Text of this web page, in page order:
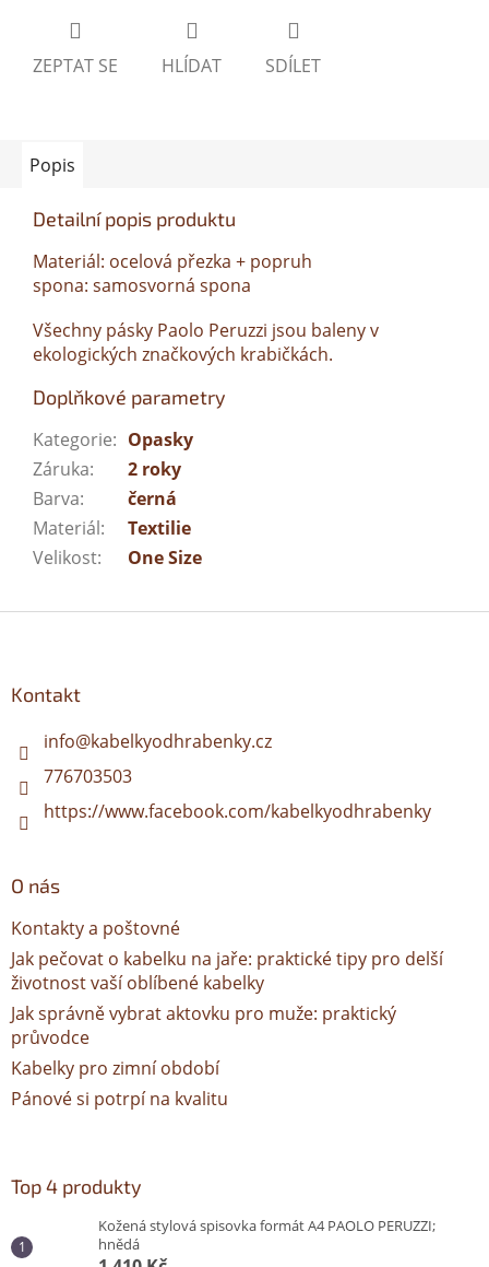
ZEPTAT SE HLÍDAT SDÍLET
Popis
Detailní popis produktu
Materiál: ocelová přezka + popruh
spona: samosvorná spona
Všechny pásky Paolo Peruzzi jsou baleny v
ekologických značkových krabičkách.
Doplňkové parametry
Kategorie: Opasky
Záruka:
2 roky
Barva:
černá
Materiál:
Textilie
Velikost: One Size
Kontakt
info@kabelkyodhrabenky.cz
776703503
https://www.facebook.com/kabelkyodhrabenky
O nás
Kontakty a poštovné
Jak pečovat o kabelku na jaře: praktické tipy pro delší
životnost vaší oblíbené kabelky
Jak správně vybrat aktovku pro muže: praktický
průvodce
Kabelky pro zimní období
Pánové si potrpí na kvalitu
Top 4 produkty
Kožená stylová spisovka formát A4 PAOLO PERUZZI;
hnědá